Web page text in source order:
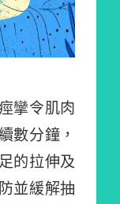
攣令肌肉
數分鐘，
的拉伸及
並緩解抽